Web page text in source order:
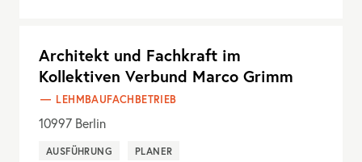
Architekt und Fachkraft im
Kollektiven Verbund Marco Grimm
LEHMBAUFACHBETRIEB
10997 Berlin
AUSFÜHRUNG PLANER